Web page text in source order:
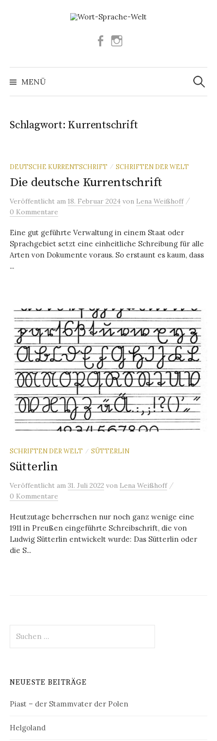
Facebook
MENÜ
Suchen
nach:
Schlagwort: Kurrentschrift
DEUTSCHE KURRENTSCHRIFT / SCHRIFTEN DER WELT
Die deutsche Kurrentschrift
Veröffentlicht am 18. Februar 2024 von Lena Weißhoff /
0 Kommentare
Eine gut geführte Verwaltung in einem Staat oder
Sprachgebiet setzt eine einheitliche Schreibung für alle
Arten von Dokumente voraus. So erstaunt es kaum, dass
...
SCHRIFTEN DER WELT / SÜTTERLIN
Sütterlin
Veröffentlicht am 31. Juli 2022 von Lena Weißhoff /
0 Kommentare
Heutzutage beherrschen nur noch ganz wenige eine
1911 in Preußen eingeführte Schreibschrift, die von
Ludwig Sütterlin entwickelt wurde: Das Sütterlin oder
die S...
nach:
NEUESTE BEITRÄGE
Piast – der Stammvater der Polen
Helgoland